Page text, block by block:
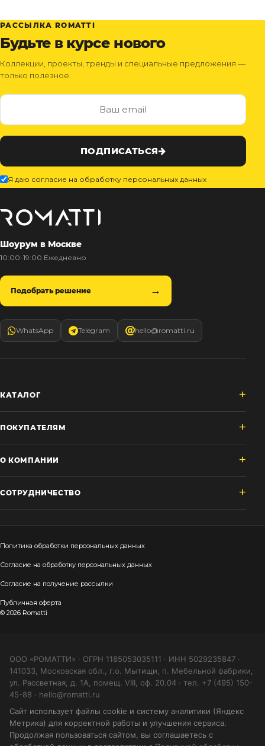
РАССЫЛКА ROMATTI
Будьте в курсе нового
Коллекции, проекты, тренды и специальные предложения —
только полезное.
ПОДПИСАТЬСЯ
Я даю согласие на обработку персональных данных
Шоурум в Москве
10:00-19:00 Ежедневно
Подобрать решение
WhatsApp Telegram hello@romatti.ru
КАТАЛОГ
ПОКУПАТЕЛЯМ
О КОМПАНИИ
СОТРУДНИЧЕСТВО
Политика обработки персональных данных
Согласие на обработку персональных данных
Согласие на получение рассылки
Публичная оферта
© 2026 Romatti
ООО «РОМАТТИ» · ОГРН 1185053035111 · ИНН 5029235847 ·
141033, Московская обл., г.о. Мытищи, п. Мебельной фабрики,
ул. Рассветная, д. 1А, помещ. VIII, оф. 20.04 · тел. +7 (495) 150-
45-88 · hello@romatti.ru
Сайт использует файлы cookie и систему аналитики (Яндекс
Метрика) для корректной работы и улучшения сервиса.
Продолжая пользоваться сайтом, вы соглашаетесь с